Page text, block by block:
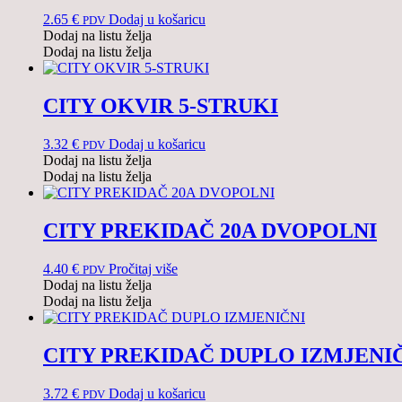
2.65 € PDV Dodaj u košaricu
Dodaj na listu želja
Dodaj na listu želja
CITY OKVIR 5-STRUKI
3.32 € PDV Dodaj u košaricu
Dodaj na listu želja
Dodaj na listu želja
CITY PREKIDAČ 20A DVOPOLNI
4.40 € PDV Pročitaj više
Dodaj na listu želja
Dodaj na listu želja
CITY PREKIDAČ DUPLO
3.72 € PDV Dodaj u košaricu